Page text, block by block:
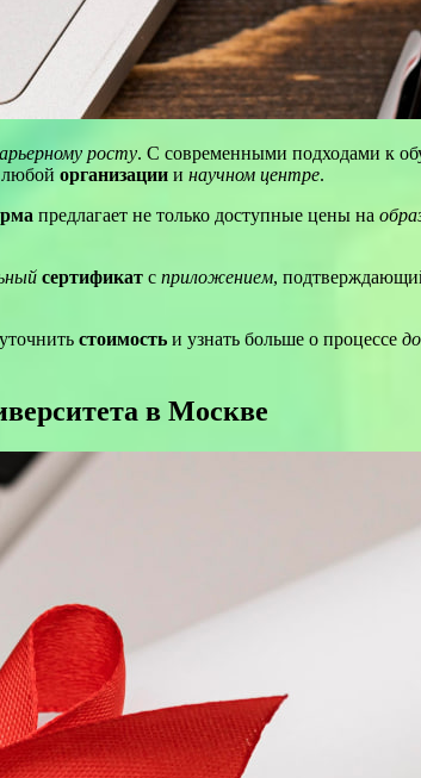
росту. С современными подходами к
любой организации и научном центре.
предлагает не только доступные цены на
сертификат с приложением,
стоимость и узнать больше о процессе
в Москве